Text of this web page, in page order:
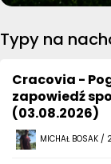
Typy na
Cracovia -
zapowiedź
(03.08.2026)
MICHAŁ BOSAK